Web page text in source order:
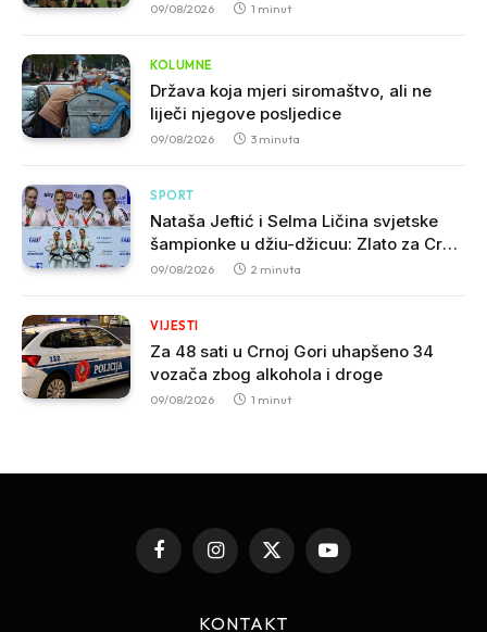
09/08/2026 1 minut
KOLUMNE
Država koja mjeri siromaštvo, ali ne
liječi njegove posljedice
09/08/2026 3 minuta
SPORT
Nataša Jeftić i Selma Ličina svjetske
šampionke u džiu-džicuu: Zlato za Crnu
Goru u Abu Dabiju
09/08/2026 2 minuta
VIJESTI
Za 48 sati u Crnoj Gori uhapšeno 34
vozača zbog alkohola i droge
09/08/2026 1 minut
FacebookInstagram
X
YouTube
KONTAKT